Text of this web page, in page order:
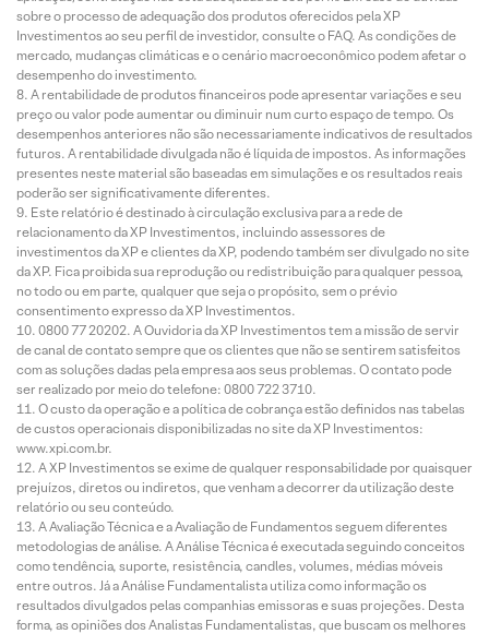
sobre o processo de adequação dos produtos oferecidos pela XP
Investimentos ao seu perfil de investidor, consulte o FAQ. As condições de
mercado, mudanças climáticas e o cenário macroeconômico podem afetar o
desempenho do investimento.
A rentabilidade de produtos financeiros pode apresentar variações e seu
preço ou valor pode aumentar ou diminuir num curto espaço de tempo. Os
desempenhos anteriores não são necessariamente indicativos de resultados
futuros. A rentabilidade divulgada não é líquida de impostos. As informações
presentes neste material são baseadas em simulações e os resultados reais
poderão ser significativamente diferentes.
Este relatório é destinado à circulação exclusiva para a rede de
relacionamento da XP Investimentos, incluindo assessores de
investimentos da XP e clientes da XP, podendo também ser divulgado no site
da XP. Fica proibida sua reprodução ou redistribuição para qualquer pessoa,
no todo ou em parte, qualquer que seja o propósito, sem o prévio
consentimento expresso da XP Investimentos.
0800 77 20202. A Ouvidoria da XP Investimentos tem a missão de servir
de canal de contato sempre que os clientes que não se sentirem satisfeitos
com as soluções dadas pela empresa aos seus problemas. O contato pode
ser realizado por meio do telefone: 0800 722 3710.
O custo da operação e a política de cobrança estão definidos nas tabelas
de custos operacionais disponibilizadas no site da XP Investimentos:
www.xpi.com.br.
A XP Investimentos se exime de qualquer responsabilidade por quaisquer
prejuízos, diretos ou indiretos, que venham a decorrer da utilização deste
relatório ou seu conteúdo.
A Avaliação Técnica e a Avaliação de Fundamentos seguem diferentes
metodologias de análise. A Análise Técnica é executada seguindo conceitos
como tendência, suporte, resistência, candles, volumes, médias móveis
entre outros. Já a Análise Fundamentalista utiliza como informação os
resultados divulgados pelas companhias emissoras e suas projeções. Desta
forma, as opiniões dos Analistas Fundamentalistas, que buscam os melhores